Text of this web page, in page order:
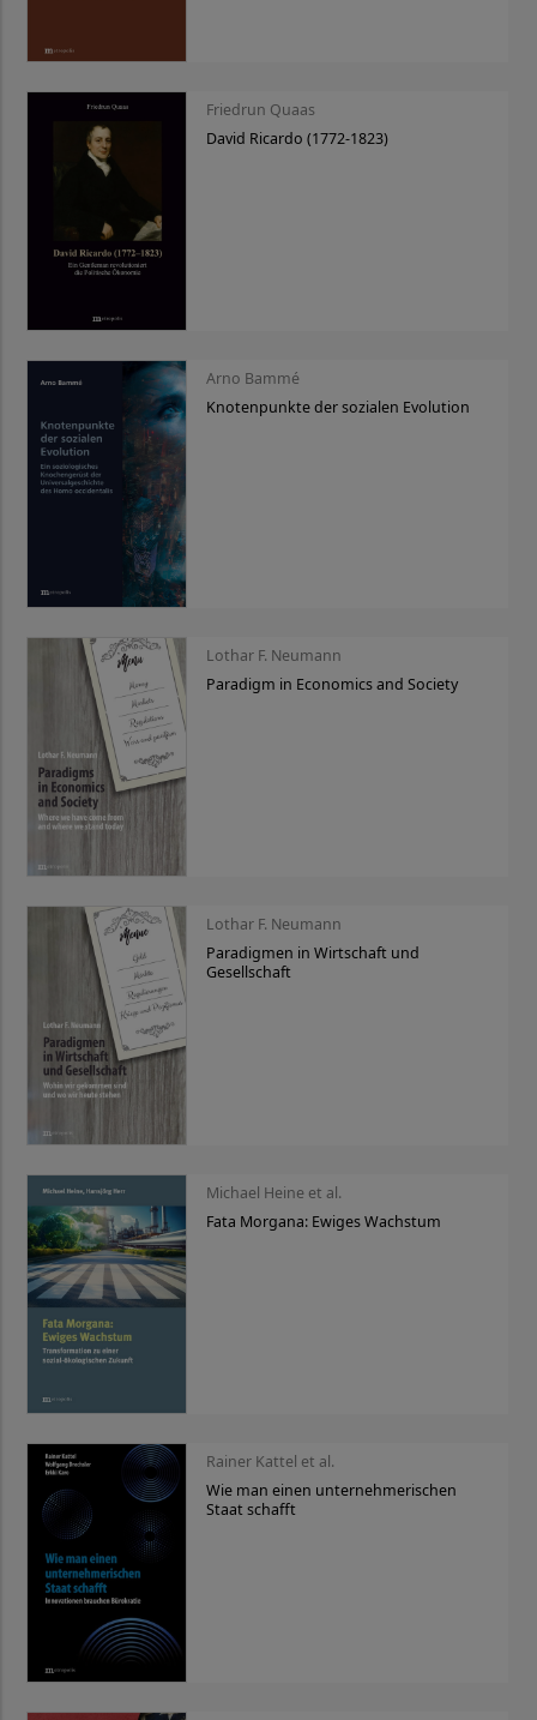
Friedrun Quaas
David Ricardo (1772-1823)
Arno Bammé
Knotenpunkte der sozialen Evolution
Lothar F. Neumann
Paradigm in Economics and Society
Lothar F. Neumann
Paradigmen in Wirtschaft und
Gesellschaft
Michael Heine et al.
Fata Morgana: Ewiges Wachstum
Rainer Kattel et al.
Wie man einen unternehmerischen
Staat schafft